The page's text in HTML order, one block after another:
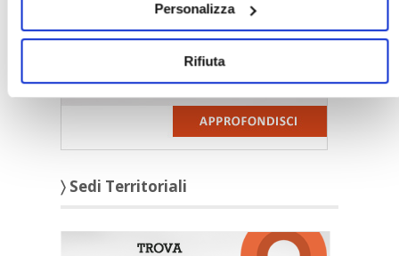
Personalizza
Rifiuta
〉 Sedi Territoriali